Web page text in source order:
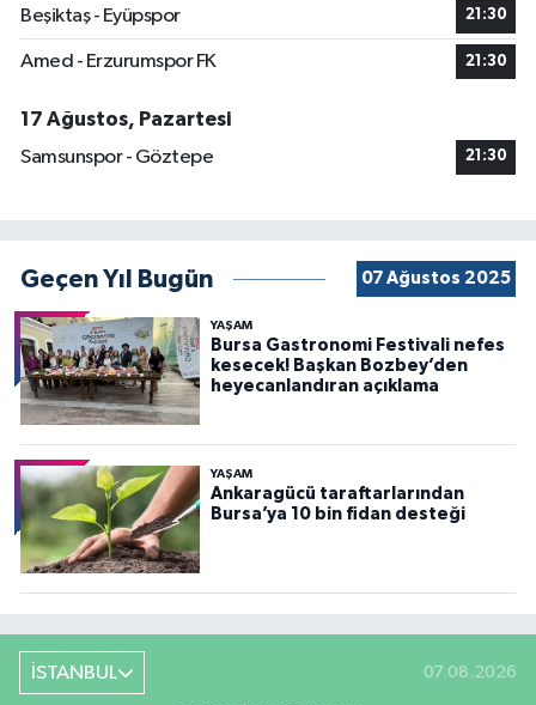
Beşiktaş - Eyüpspor 21:30
Amed - Erzurumspor FK 21:30
17 Ağustos, Pazartesi
Samsunspor - Göztepe
21:30
Geçen Yıl Bugün 07 Ağustos 2025
YAŞAM
Bursa Gastronomi Festivali nefes
kesecek! Başkan Bozbey’den
heyecanlandıran açıklama
YAŞAM
Ankaragücü taraftarlarından
Bursa’ya 10 bin fidan desteği
İSTANBUL 07.08.2026